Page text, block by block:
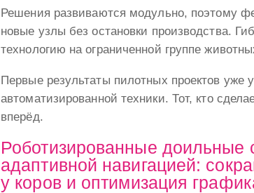
Решения развиваются модульно, поэтому
новые узлы без остановки производства.
технологию на ограниченной группе
Первые результаты пилотных проектов уже
автоматизированной техники. Тот, кто
вперёд.
Роботизированные доильные
адаптивной навигацией:
у коров и оптимизация